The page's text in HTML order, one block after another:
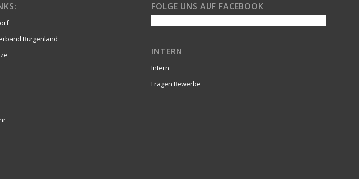
Burgenland
FOLGE UNS AUF FACEBOOK
INTERN
Intern
Fragen Bewerbe